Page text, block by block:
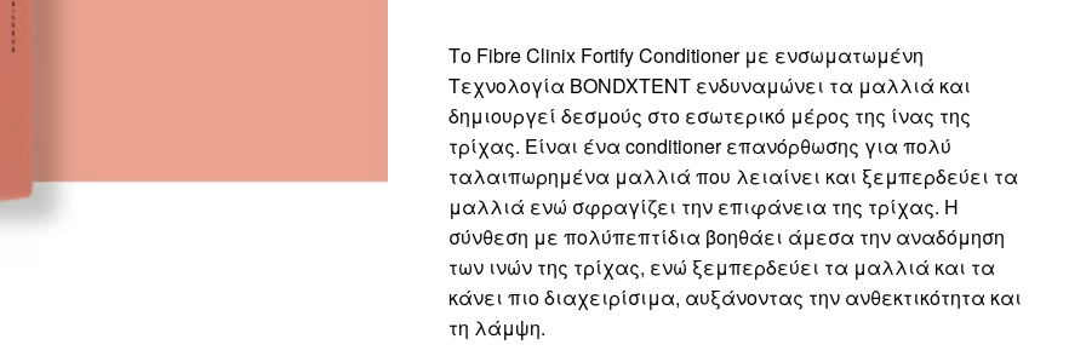
Το Fibre Clinix Fortify Conditioner με ενσωματωμένη
Τεχνολογία BONDXTENT ενδυναμώνει τα μαλλιά και
δημιουργεί δεσμούς στο εσωτερικό μέρος της ίνας της
τρίχας. Είναι ένα conditioner επανόρθωσης για πολύ
ταλαιπωρημένα μαλλιά που λειαίνει και ξεμπερδεύει τα
μαλλιά ενώ σφραγίζει την επιφάνεια της τρίχας. Η
σύνθεση με πολύπεπτίδια βοηθάει άμεσα την αναδόμηση
των ινών της τρίχας, ενώ ξεμπερδεύει τα μαλλιά και τα
κάνει πιο διαχειρίσιμα, αυξάνοντας την ανθεκτικότητα και
τη λάμψη.